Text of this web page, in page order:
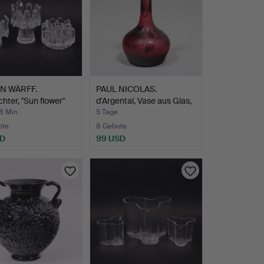
WÄRFF.
"Sun flower"
Min
PAUL NICOLAS.
d'Argental, Vase aus Glas,
F…
5 Tage
8 Gebote
99 USD